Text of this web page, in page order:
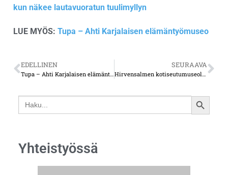
kun näkee lautavuoratun tuulimyllyn
LUE MYÖS: Tupa – Ahti Karjalaisen elämäntyömuseo
EDELLINEN
Tupa – Ahti Karjalaisen elämäntyömuseo
SEURAAVA
Hirvensalmen kotiseutumuseolle löytää, kun näkee lautavuoratun tuulimyllyn
Search
for:
SEARCH
Yhteistyössä